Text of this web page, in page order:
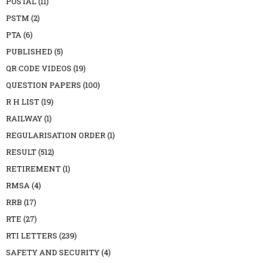
PSTM (2)
PTA(6)
PUBLISHED (5)
QR CODE VIDEOS (19)
QUESTION PAPERS (100)
R H LIST(19)
RAILWAY(1)
REGULARISATION ORDER(1)
RESULT(512)
RETIREMENT(1)
RMSA(4)
RRB (17)
RTE (27)
RTI LETTERS (239)
SAFETY AND SECURITY(4)